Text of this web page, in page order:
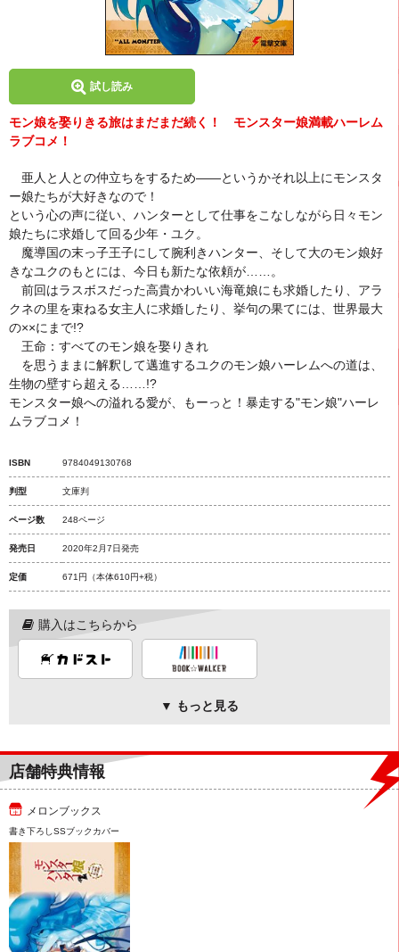
試し読み
モン娘を娶りきる旅はまだまだ続く！ モンスター娘満載ハーレム
ラブコメ！
亜人と人との仲立ちをするため――というかそれ以上にモンスタ
ー娘たちが大好きなので！
という心の声に従い、ハンターとして仕事をこなしながら日々モン
娘たちに求婚して回る少年・ユク。
魔導国の末っ子王子にして腕利きハンター、そして大のモン娘好
きなユクのもとには、今日も新たな依頼が……。
前回はラスボスだった高貴かわいい海竜娘にも求婚したり、アラ
クネの里を束ねる女主人に求婚したり、挙句の果てには、世界最大
の××にまで!?
王命：すべてのモン娘を娶りきれ
を思うままに解釈して邁進するユクのモン娘ハーレムへの道は、
生物の壁すら超える……!?
モンスター娘への溢れる愛が、もーっと！暴走する"モン娘"ハーレ
ムラブコメ！
ISBN 9784049130768
判型 文庫判
ページ数 248ページ
発売日 2020年2月7日発売
定価 671円 （本体610円+税）
購入はこちらから
▼ もっと見る
店舗特典情報
メロンブックス
書き下ろしSSブックカバー